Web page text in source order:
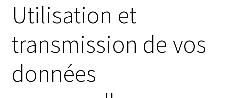
Utilisation et
transmission de vos
données